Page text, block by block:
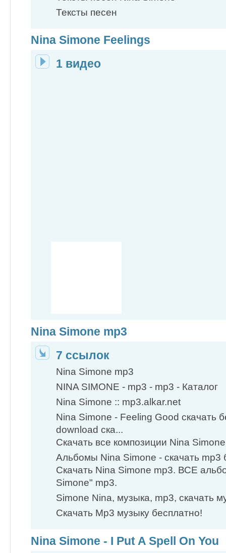
Тексты песен
Nina Simone Feelings
1 видео
Nina Simone mp3
7 ссылок
Nina Simone mp3
NINA SIMONE - mp3 - mp3 - Каталог
Nina Simone :: mp3.alkar.net
Nina Simone - Feeling Good скачать
download ска...
Скачать все композиции Nina
Альбомы Nina Simone - скачать
Скачать Nina Simone mp3. ВСЕ
Simone" mp3​.
Simone Nina, музыка, mp3, скачать
Скачать Mp3 музыку бесплатно!
Nina Simone - I Put A Spell On You